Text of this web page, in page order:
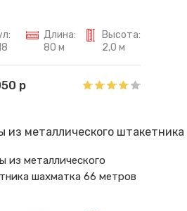
Длина:
80 м
Высота:
2,0 м
р
из металлического
шахматка 66 метров